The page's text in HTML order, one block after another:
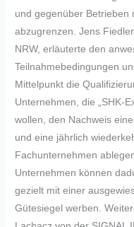
und gegenüber Betrieben
abzugrenzen. Jens
NRW, erläuterte den
Teilnahmebedingungen
Mittelpunkt die
Unternehmen, die „SHK-
wollen, den Nachweis
und eine jährlich
Fachunternehmen
Unternehmen können
gezielt mit einer
Gütesiegel werben.